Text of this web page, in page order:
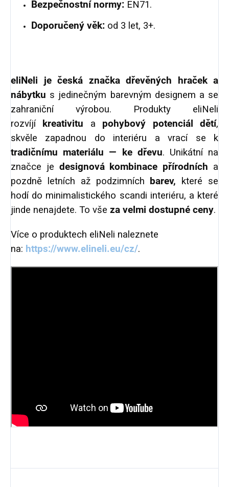
Bezpečnostní normy: EN71.
Doporučený věk: od 3 let, 3+.
eliNeli je česká značka dřevěných hraček a
nábytku s jedinečným barevným designem a se
zahraniční výrobou. Produkty eliNeli
rozvíjí kreativitu a pohybový potenciál dětí,
skvěle zapadnou do interiéru a vrací se k
tradičnímu materiálu — ke dřevu. Unikátní na
značce je designová kombinace přírodních a
pozdně letních až podzimních barev, které se
hodí do minimalistického scandi interiéru, a které
jinde nenajdete. To vše za velmi dostupné ceny.
Více o produktech eliNeli naleznete
na: https://www.elineli.eu/cz/.